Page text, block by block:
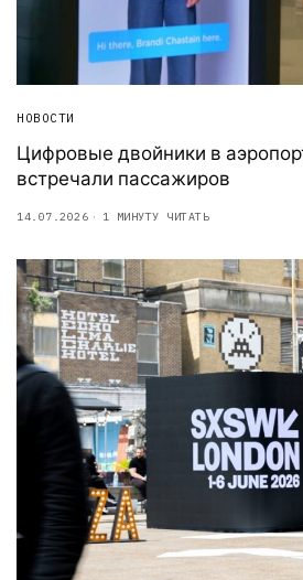
НОВОСТИ
Цифровые двойники в
встречали пассажиров
14.07.2026 1 МИНУТУ ЧИТАТЬ